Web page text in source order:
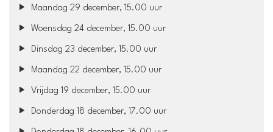
Maandag 29 december, 15.00 uur
Woensdag 24 december, 15.00 uur
Dinsdag 23 december, 15.00 uur
Maandag 22 december, 15.00 uur
Vrijdag 19 december, 15.00 uur
Donderdag 18 december, 17.00 uur